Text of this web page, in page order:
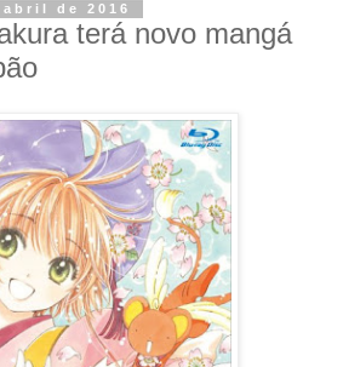
de 2016
terá novo mangá